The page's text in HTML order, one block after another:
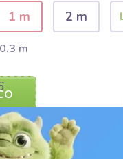
1 m 2 m
m
Naroči vzorec